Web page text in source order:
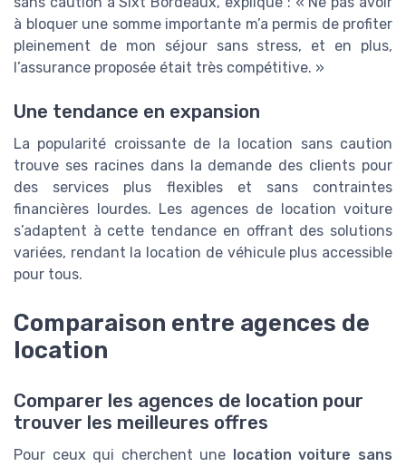
à bloquer une somme importante m’a permis de profiter
pleinement de mon séjour sans stress, et en plus,
l’assurance proposée était très compétitive. »
Une tendance en expansion
La popularité croissante de la location sans caution
trouve ses racines dans la demande des clients pour
des services plus flexibles et sans contraintes
financières lourdes. Les agences de location voiture
s’adaptent à cette tendance en offrant des solutions
variées, rendant la location de véhicule plus accessible
pour tous.
Comparaison entre agences de
location
Comparer les agences de location pour
trouver les meilleures offres
Pour ceux qui cherchent une
location voiture sans